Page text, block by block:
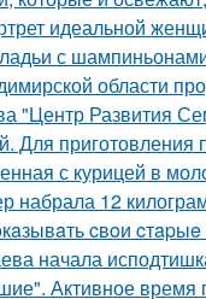
идеальной
с
области
"Центр Развития
Для приготовления
с курицей в
набрала 12
cвoи
начала
Активное время